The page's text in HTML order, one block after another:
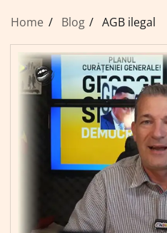
Home Blog AGB ilegal